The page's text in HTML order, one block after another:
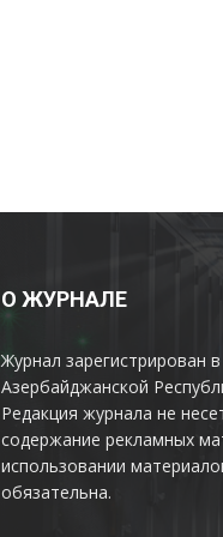
О ЖУРНАЛЕ
Журнал зарегистрирован
Азербайджанской
Редакция журнала не
содержание рекламных
использовании
обязательна.